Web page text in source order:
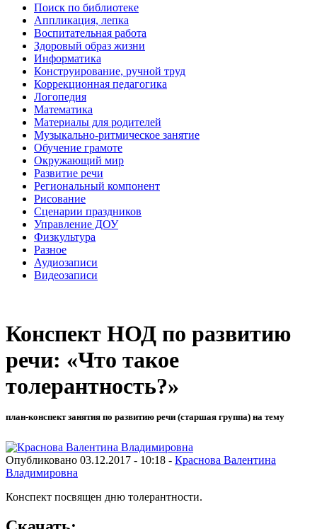
Поиск по библиотеке
Аппликация, лепка
Воспитательная работа
Здоровый образ жизни
Информатика
Конструирование, ручной труд
Коррекционная педагогика
Логопедия
Математика
Материалы для родителей
Музыкально-ритмическое занятие
Обучение грамоте
Окружающий мир
Развитие речи
Региональный компонент
Рисование
Сценарии праздников
Управление ДОУ
Физкультура
Разное
Аудиозаписи
Видеозаписи
Конспект НОД по развитию
речи: «Что такое
толерантность?»
план-конспект занятия по развитию речи (старшая группа) на тему
Опубликовано 03.12.2017 - 10:18 - Краснова Валентина
Владимировна
Конспект посвящен дню толерантности.